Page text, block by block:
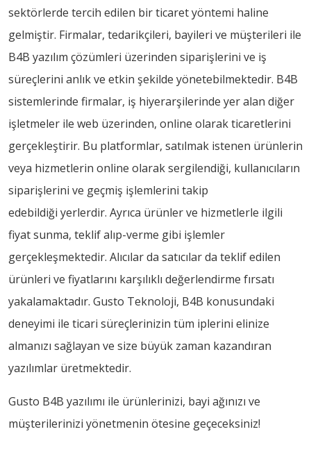
sektörlerde tercih edilen bir ticaret yöntemi haline
gelmiştir. Firmalar, tedarikçileri, bayileri ve müşterileri ile
B4B yazılım çözümleri üzerinden siparişlerini ve iş
süreçlerini anlık ve etkin şekilde yönetebilmektedir. B4B
sistemlerinde firmalar, iş hiyerarşilerinde yer alan diğer
işletmeler ile web üzerinden, online olarak ticaretlerini
gerçekleştirir. Bu platformlar, satılmak istenen ürünlerin
veya hizmetlerin online olarak sergilendiği, kullanıcıların
siparişlerini ve geçmiş işlemlerini takip
edebildiği yerlerdir. Ayrıca ürünler ve hizmetlerle ilgili
fiyat sunma, teklif alıp-verme gibi işlemler
gerçekleşmektedir. Alıcılar da satıcılar da teklif edilen
ürünleri ve fiyatlarını karşılıklı değerlendirme fırsatı
yakalamaktadır. Gusto Teknoloji, B4B konusundaki
deneyimi ile ticari süreçlerinizin tüm iplerini elinize
almanızı sağlayan ve size büyük zaman kazandıran
yazılımlar üretmektedir.
Gusto B4B yazılımı ile ürünlerinizi, bayi ağınızı ve
müşterilerinizi yönetmenin ötesine geçeceksiniz!